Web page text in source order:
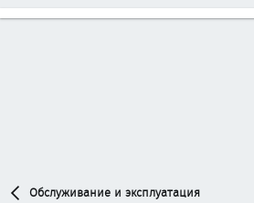
Обслуживание и эксплуатация